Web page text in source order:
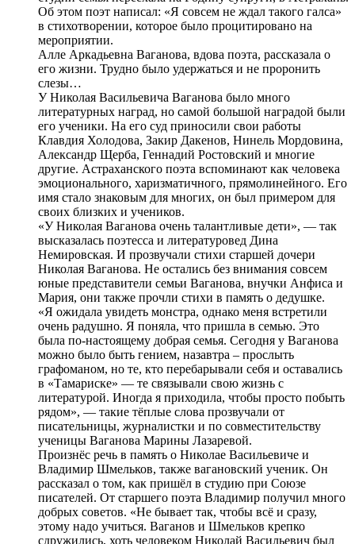
Об этом поэт написал: «Я совсем не ждал такого галса»
в стихотворении, которое было процитировано на
мероприятии.
Алле Аркадьевна Ваганова, вдова поэта, рассказала о
его жизни. Трудно было удержаться и не проронить
слезы…
У Николая Васильевича Ваганова было много
литературных наград, но самой большой наградой были
его ученики. На его суд приносили свои работы
Клавдия Холодова, Закир Дакенов, Нинель Мордовина,
Александр Щерба, Геннадий Ростовский и многие
другие. Астраханского поэта вспоминают как человека
эмоционального, харизматичного, прямолинейного. Его
имя стало знаковым для многих, он был примером для
своих близких и учеников.
«У Николая Ваганова очень талантливые дети», — так
высказалась поэтесса и литературовед Дина
Немировская. И прозвучали стихи старшей дочери
Николая Ваганова. Не остались без внимания совсем
юные представители семьи Ваганова, внучки Анфиса и
Мария, они также прочли стихи в память о дедушке.
«Я ожидала увидеть монстра, однако меня встретили
очень радушно. Я поняла, что пришла в семью. Это
была по-настоящему добрая семья. Сегодня у Ваганова
можно было быть гением, назавтра – прослыть
графоманом, но те, кто перебарывали себя и оставались
в «Тамариске» — те связывали свою жизнь с
литературой. Иногда я приходила, чтобы просто побыть
рядом», — такие тёплые слова прозвучали от
писательницы, журналистки и по совместительству
ученицы Ваганова Марины Лазаревой.
Произнёс речь в память о Николае Васильевиче и
Владимир Шмельков, также вагановский ученик. Он
рассказал о том, как пришёл в студию при Союзе
писателей. От старшего поэта Владимир получил много
добрых советов. «Не бывает так, чтобы всё и сразу,
этому надо учиться. Ваганов и Шмельков крепко
сдружились, хоть человеком Николай Васильевич был